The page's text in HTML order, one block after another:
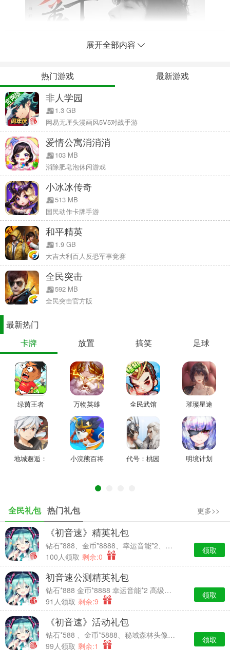
616少年节定制主题曲《少年英雄》网易云音乐首发
除了抖音挑战赛外，由李常超（老乾媽）热血燃唱的616少年节定制
古风嗓音的基础上，融入了川剧名师带来的川剧唱腔，国风特色与川
剧念白巧妙结合，赋予了这首主题曲独特的魅力。
致力文化传承 616开启国风少年守护计划
少年系列产品携手四川省川剧院开启文创联动
优秀的传统文化是民族文化之魂，今年的616除了明星玩家助力，还
首次携手四川省川剧院，开启了文创合作“国风少年守护计划”。616少
年节活动期间，玩家只要登录《少年三国志》，完成相应限时任务，
即有机会获得616少年节定制川剧熊猫变装！
少年生而不同 海量福利为热血赋能
展开全部内容
热门游戏 最新游戏
官网版 非人学园
1.3 GB
网易无厘头漫画风5V5对战手游
爱情公寓消消消
103 MB
消除肥皂泡休闲游戏
小冰冰传奇
513 MB
国民动作卡牌手游
和平精英
1.9 GB
大吉大利百人反恐军事竞赛
全民突击
592 MB
全民突击官方版
最新热门
卡牌
放置 搞笑 足球
绿茵王者 万物英雄 全民武馆 璀璨星途
地城邂逅：
小浣熊百将
代号：桃园 明境计划
全民礼包 热门礼包 更多>>
《初音速》精英礼包
钻石*888、金币*8888、幸运音能*2、高级经验卡*2
100人领取 剩余:0
领取
初音速公测精英礼包
钻石*888 金币*8888 幸运音能*2 高级经验卡*2
91人领取 剩余:9
领取
《初音速》活动礼包
钻石*588 、金币*5888、秘域森林头像框*7天时效、中级经验卡*2
99人领取 剩余:1
领取